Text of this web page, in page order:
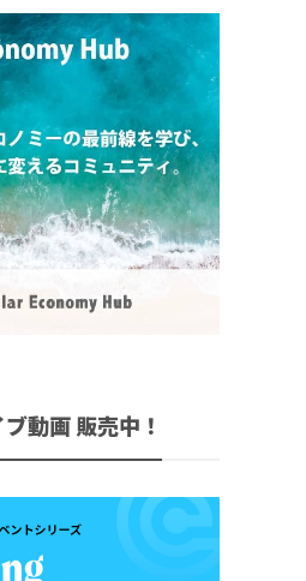
動画 販売中！